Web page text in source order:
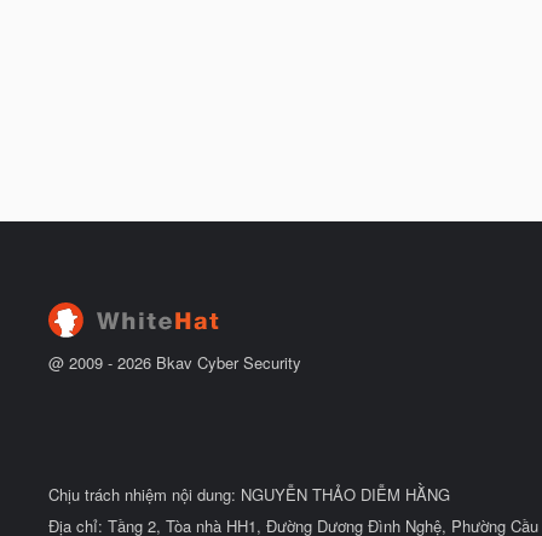
@ 2009 - 2026 Bkav Cyber Security
Chịu trách nhiệm nội dung: NGUYỄN THẢO DIỄM HẰNG
Địa chỉ: Tầng 2, Tòa nhà HH1, Đường Dương Đình Nghệ, Phường